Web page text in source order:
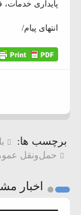
پایداری خدمات،
انتهای پیام/
برچسب ها:
حمل‌ونقل
اخبار